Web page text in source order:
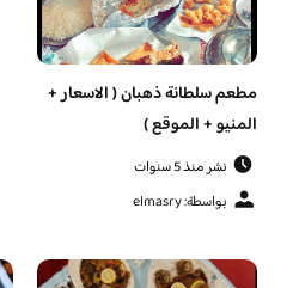
مطعم سلطانة ذهبان ( الاسعار +
المنيو + الموقع )
نشر منذ 5 سنوات
بواسطة: elmasry